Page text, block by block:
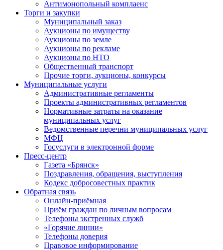
Антимонопольный комплаенс
Торги и закупки
Муниципальный заказ
Аукционы по имуществу
Аукционы по земле
Аукционы по рекламе
Аукционы по НТО
Общественный транспорт
Прочие торги, аукционы, конкурсы
Муниципальные услуги
Административные регламенты
Проекты административных регламентов
Нормативные затраты на оказание
муниципальных услуг
Ведомственные перечни муниципальных услуг
МФЦ
Госуслуги в электронной форме
Пресс-центр
Газета «Брянск»
Поздравления, обращения, выступления
Кодекс добросовестных практик
Обратная связь
Онлайн-приёмная
Приём граждан по личным вопросам
Телефоны экстренных служб
«Горячие линии»
Телефоны доверия
Правовое информирование